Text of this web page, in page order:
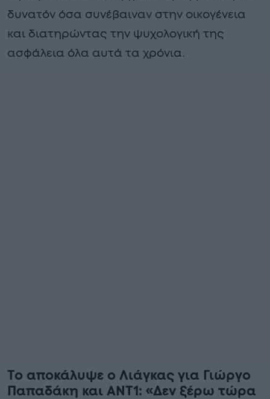
δυνατόν όσα συνέβαιναν στην οικογένεια
και διατηρώντας την ψυχολογική της
ασφάλεια όλα αυτά τα χρόνια.
Το αποκάλυψε ο Λιάγκας για Γιώργο
Παπαδάκη και ΑΝΤ1: «Δεν ξέρω τώρα